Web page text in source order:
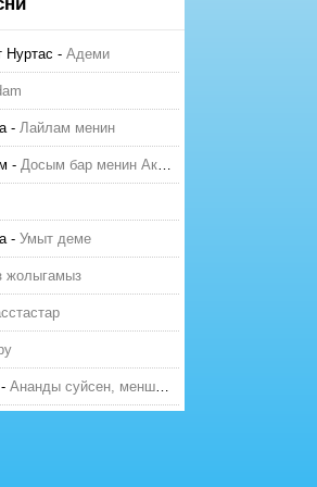
Нуртас - Адеми
- Лайлам менин
- Досым бар менин Актауда
- Умыт деме
жолыгамыз
- Ананды суйсен, менше суй